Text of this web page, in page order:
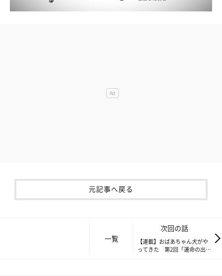
元記事へ戻る
一覧
次回の話
【連載】おばあちゃん犬がや
ってきた 第2回「運命の出会